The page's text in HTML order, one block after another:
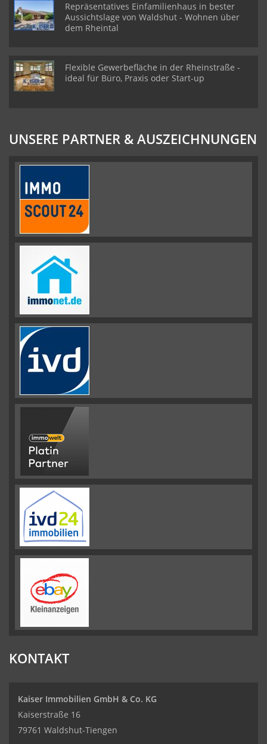
Repräsentatives Einfamilienhaus in bester
Aussichtslage von Waldshut - Wohnen über
dem Rheintal
Flexible Gewerbefläche in der Rheinstraße -
ideal für Büro, Praxis oder Start-up
UNSERE PARTNER & AUSZEICHNUNGEN
KONTAKT
Kaiser Immobilien GmbH & Co. KG
Kaiserstraße 16
79761 Waldshut-Tiengen